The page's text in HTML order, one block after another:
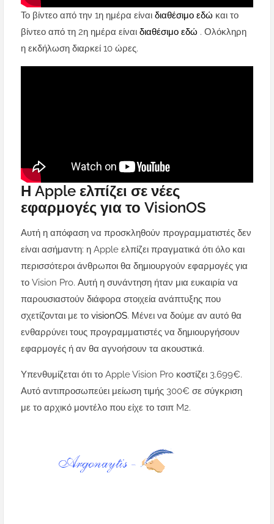
Το βίντεο από την 1η ημέρα είναι διαθέσιμο εδώ και το
βίντεο από τη 2η ημέρα είναι διαθέσιμο εδώ . Ολόκληρη
η εκδήλωση διαρκεί 10 ώρες.
Η Apple ελπίζει σε νέες
εφαρμογές για το VisionOS
Αυτή η απόφαση να προσκληθούν προγραμματιστές δεν
είναι ασήμαντη: η Apple ελπίζει πραγματικά ότι όλο και
περισσότεροι άνθρωποι θα δημιουργούν εφαρμογές για
το Vision Pro. Αυτή η συνάντηση ήταν μια ευκαιρία να
παρουσιαστούν διάφορα στοιχεία ανάπτυξης που
σχετίζονται με το visionOS. Μένει να δούμε αν αυτό θα
ενθαρρύνει τους προγραμματιστές να δημιουργήσουν
εφαρμογές ή αν θα αγνοήσουν τα ακουστικά.
Υπενθυμίζεται ότι το Apple Vision Pro κοστίζει 3.699€.
Αυτό αντιπροσωπεύει μείωση τιμής 300€ σε σύγκριση
με το αρχικό μοντέλο που είχε το τσιπ M2.